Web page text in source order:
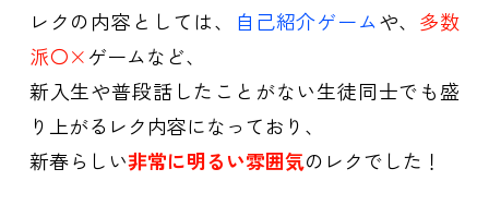
レクの内容としては、 自己紹介ゲームや、 多数
派〇×ゲームなど、
新入生や普段話したことがない生徒同士でも盛
り上がるレク内容になっており、
新春らしい非常に明るい雰囲気のレクでした！